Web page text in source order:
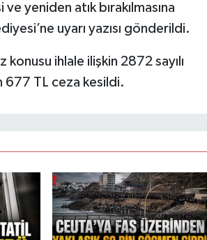
yeniden atık bırakılmasına
uyarı yazısı gönderildi.
ihlale ilişkin 2872 sayılı
677 TL ceza kesildi.